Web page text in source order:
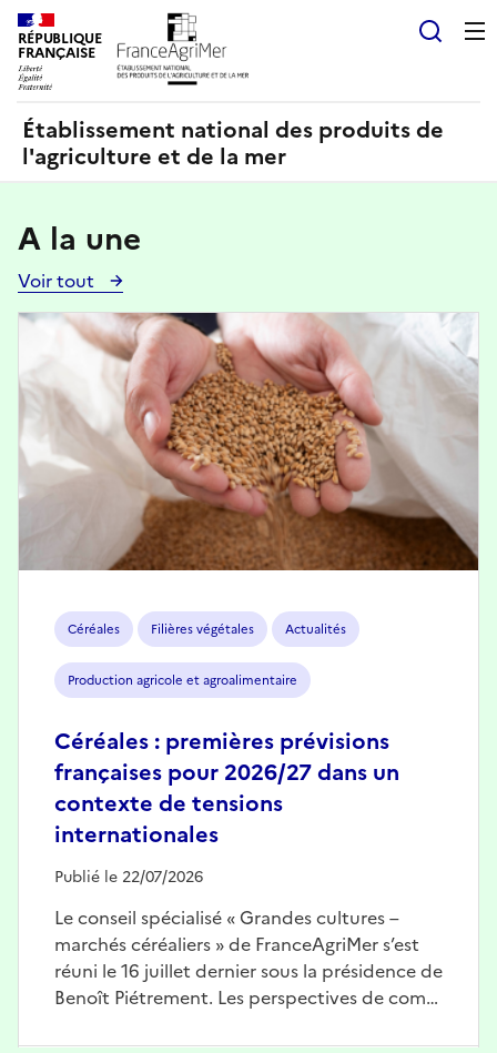
RÉPUBLIQUE
FRANÇAISE
Établissement national des produits de
l'agriculture et de la mer
A la une
Voir tout
Voir
toutes
les
actualités
Céréales Filières végétales Actualités
Production agricole et agroalimentaire
Céréales : premières prévisions
françaises pour 2026/27 dans un
contexte de tensions
internationales
Publié le 22/07/2026
Le conseil spécialisé « Grandes cultures –
marchés céréaliers » de FranceAgriMer s’est
réuni le 16 juillet dernier sous la présidence de
Benoît Piétrement. Les perspectives de com…
Image
Panneau de gestion des cookies